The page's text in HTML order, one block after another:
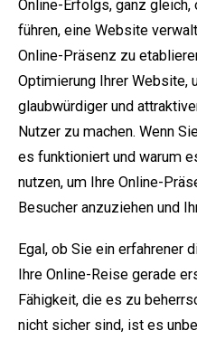
Online-Erfolgs, ganz gleich,
führen, eine Website
Online-Präsenz zu
Optimierung Ihrer Website,
glaubwürdiger und
Nutzer zu machen. Wenn
es funktioniert und warum
nutzen, um Ihre Online-
Besucher anzuziehen und
Egal, ob Sie ein erfahrener
Ihre Online-Reise gerade
Fähigkeit, die es zu
nicht sicher sind, ist es